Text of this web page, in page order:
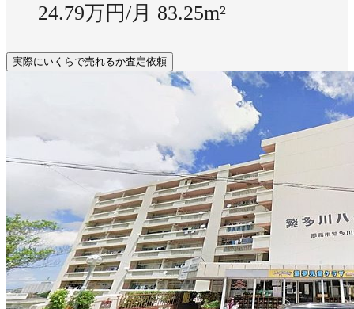
24.79万円/月 83.25m²
実際にいくらで売れるか査定依頼